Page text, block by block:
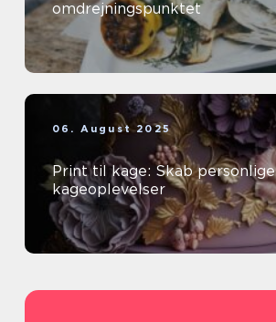
omdrejningspunktet
06. August 2025
Print til kage: Skab personlige
kageoplevelser